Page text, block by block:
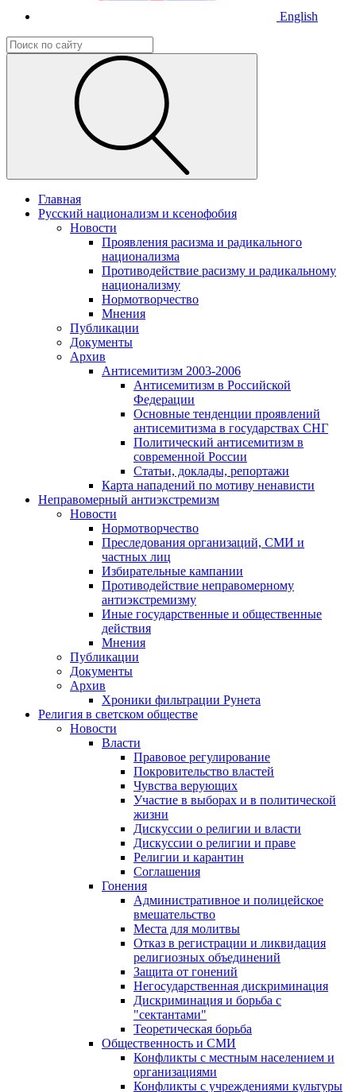
English
Главная
Русский национализм и ксенофобия
Новости
Проявления расизма и радикального
национализма
Противодействие расизму и радикальному
национализму
Нормотворчество
Мнения
Публикации
Документы
Архив
Антисемитизм 2003-2006
Антисемитизм в Российской
Федерации
Основные тенденции проявлений
антисемитизма в государствах СНГ
Политический антисемитизм в
современной России
Статьи, доклады, репортажи
Карта нападений по мотиву ненависти
Неправомерный антиэкстремизм
Новости
Нормотворчество
Преследования организаций, СМИ и
частных лиц
Избирательные кампании
Противодействие неправомерному
антиэкстремизму
Иные государственные и общественные
действия
Мнения
Публикации
Документы
Архив
Хроники фильтрации Рунета
Религия в светском обществе
Новости
Власти
Правовое регулирование
Покровительство властей
Чувства верующих
Участие в выборах и в политической
жизни
Дискуссии о религии и власти
Дискуссии о религии и праве
Религии и карантин
Соглашения
Гонения
Административное и полицейское
вмешательство
Места для молитвы
Отказ в регистрации и ликвидация
религиозных объединений
Защита от гонений
Негосударственная дискриминация
Дискриминация и борьба с
"сектантами"
Теоретическая борьба
Общественность и СМИ
Конфликты с местным населением и
организациями
Конфликты с учреждениями культуры